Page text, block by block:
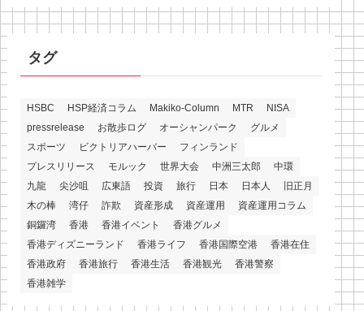
タグ
HSBC HSP経済コラム Makiko-Column MTR
NISA
pressrelease
お散歩ログ オーシャンパーク
グルメ
スポーツ
ビクトリアハーバー
フィンランド
プレスリリース
モルック 世界大会 中洲三太郎
中環
九龍
尖沙咀 広東語 投資 旅行 日本 日本人
旧正月
木の棒
湾仔 詐欺 資産形成 資産運用
資産運用コラム
銅鑼湾
香港 香港イベント
香港グルメ
香港ディズニーランド
香港ライフ 香港国際空港
香港在住
香港政府
香港旅行 香港生活 香港観光
香港警察
香港雑学